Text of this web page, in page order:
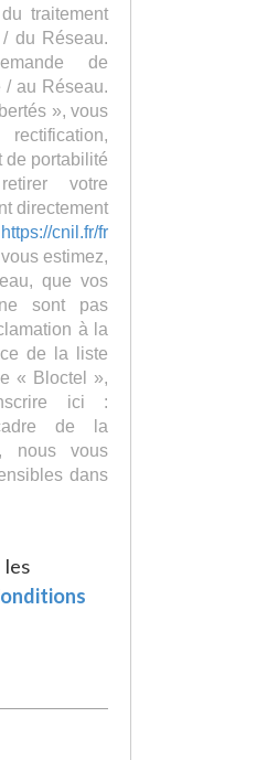
traitement
du Réseau.
de
au Réseau.
», vous
de portabilité
votre
directement
https://cnil.fr/fr
estimez,
que vos
sont pas
à la
de la liste
« Bloctel »,
ici :
de la
nous vous
dans
les